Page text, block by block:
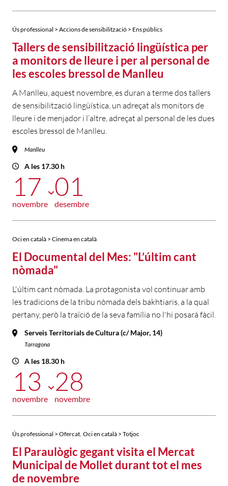
Ús professional > Accions de sensibilització > Ens públics
Tallers de sensibilització lingüística per
a monitors de lleure i per al personal de
les escoles bressol de Manlleu
A Manlleu, aquest novembre, es duran a terme dos tallers
de sensibilització lingüística, un adreçat als monitors de
lleure i de menjador i l’altre, adreçat al personal de les dues
escoles bressol de Manlleu.
Manlleu
A les 17.30 h
17
novembre
01
desembre
Oci en català > Cinema en català
El Documental del Mes: "L’últim cant
nòmada"
L'últim cant nòmada. La protagonista vol continuar amb
les tradicions de la tribu nòmada dels bakhtiaris, a la qual
pertany, però la traïció de la seva família no l'hi posarà fàcil.
Serveis Territorials de Cultura (c/ Major, 14)
Tarragona
A les 18.30 h
13
novembre
28
novembre
Ús professional > Ofercat Oci en català > Totjoc
El Paraulògic gegant visita el Mercat
Municipal de Mollet durant tot el mes
de novembre